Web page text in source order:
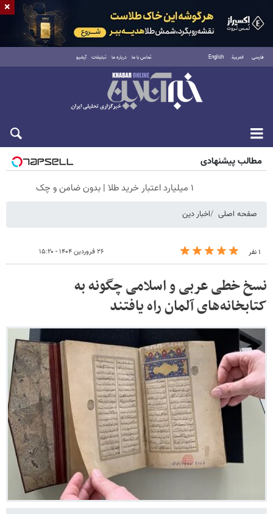
فارسی العربية English تماس با ما درباره ما تبلیغات آرشیو
شنبه ۱۷ مرداد ۱۴۰۵
مطالب پیشنهادی
۱ میلیارد اعتبار خرید طلا | بدون ضامن و چک
صفحه اصلی اخبار دین
۱ نفر ۲۶ فروردین ۱۴۰۴ - ۱۵:۲۰
نسخ خطی عربی و اسلامی چگونه به
کتابخانه‌های آلمان راه یافتند
×